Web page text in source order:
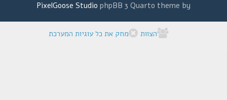
phpBB 3 Quarto theme by
PixelGoose Studio
הצוות מחק את כל עוגיות המערכת